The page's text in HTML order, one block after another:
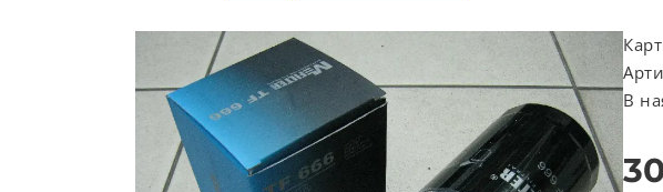
В